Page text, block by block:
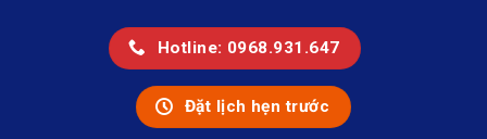
Hotline: 0968.931.647
Đặt lịch hẹn trước